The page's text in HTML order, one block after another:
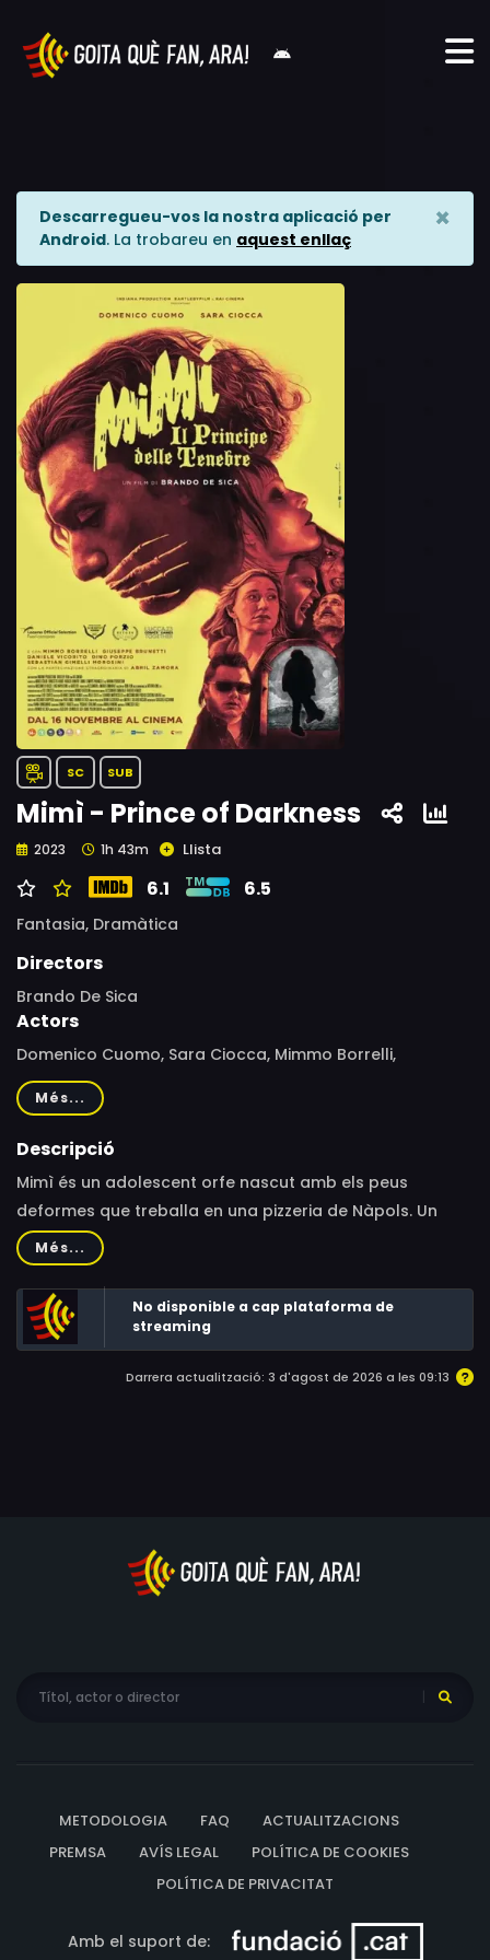
Descarregueu-vos la nostra aplicació per
Android. La trobareu en aquest enllaç
×
SC SUB
Mimì - Prince of Darkness
2023 1h 43m Llista
6.1 6.5
Fantasia, Dramàtica
Directors
Brando De Sica
Actors
Domenico Cuomo, Sara Ciocca, Mimmo Borrelli,
Giuseppe Brunetti, Abril Zamora, Dino Porzio, Daniele
Vicorito, Fabian Grutt, Carla Carfagna
Més...
Descripció
Mimì és un adolescent orfe nascut amb els peus
deformes que treballa en una pizzeria de Nàpols. Un
fatídic dia, coneix Carmilla, una jove que afirma ser la
descendent ni més ni menys que del Comte Drácula. La
connexió entre ells és immediata, i junts decideixen fugir
del món cínic i violent en què viuen.
Més...
No disponible a cap plataforma de
streaming
Darrera actualització: 3 d'agost de 2026 a les 09:13
METODOLOGIA FAQ
ACTUALITZACIONS
PREMSA
AVÍS LEGAL
POLÍTICA DE COOKIES
POLÍTICA DE PRIVACITAT
Amb el suport de: